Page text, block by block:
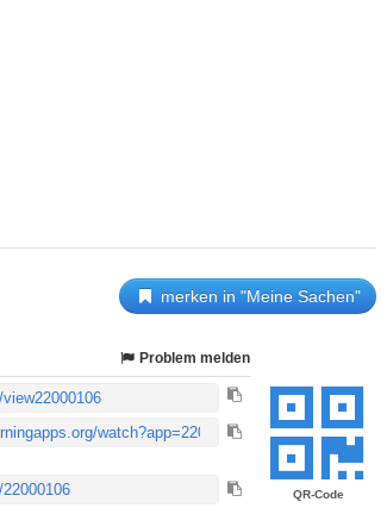
merken in "Meine Sachen"
QR-Code
Problem melden